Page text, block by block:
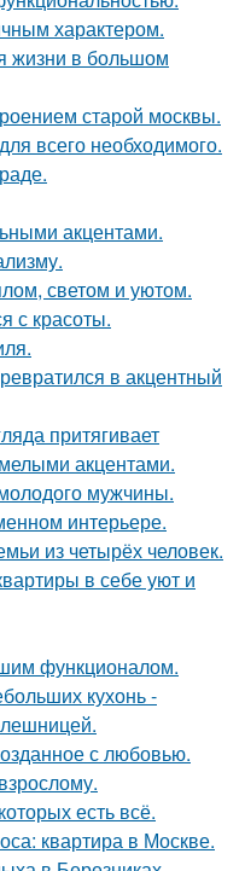
характером.
жизни в большом
старой москвы.
всего необходимого.
акцентами.
светом и уютом.
с красоты.
в акцентный
притягивает
акцентами.
мужчины.
интерьере.
из четырёх человек.
в себе уют и
функционалом.
кухонь -
с любовью.
есть всё.
квартира в Москве.